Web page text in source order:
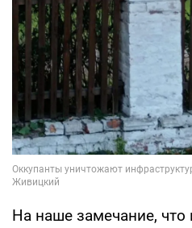
На наше замечание, что